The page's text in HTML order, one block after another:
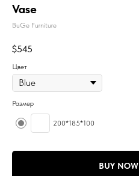
Vase
BuGe Furniture
$545
Цвет
Размер
200*185*100
BUY NOW